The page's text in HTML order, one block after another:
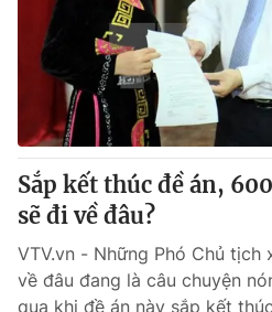
Sắp kết thúc đề án,
sẽ đi về đâu?
VTV.vn - Những Phó Chủ tịch
về đâu đang là câu chuyện
qua khi đề án này sắp kết